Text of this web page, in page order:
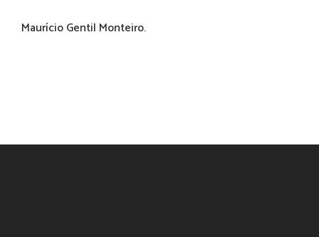
Maurício Gentil Monteiro.